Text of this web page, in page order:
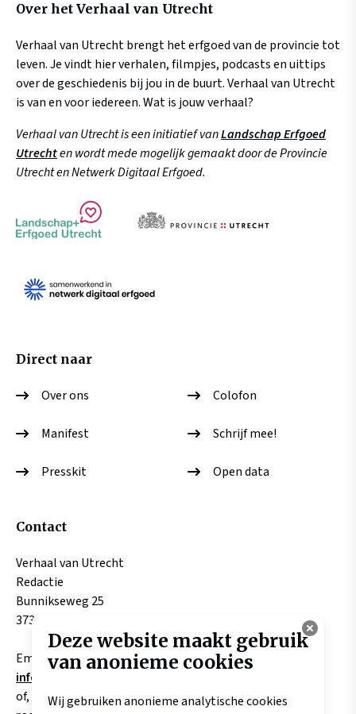
Over het Verhaal van Utrecht
Verhaal van Utrecht brengt het erfgoed van de provincie tot
leven. Je vindt hier verhalen, filmpjes, podcasts en uittips
over de geschiedenis bij jou in de buurt. Verhaal van Utrecht
is van en voor iedereen. Wat is jouw verhaal?
Verhaal van Utrecht is een initiatief vanLandschap Erfgoed
Utrechten wordt mede mogelijk gemaakt door de Provincie
Utrecht en Netwerk Digitaal Erfgoed.
Direct naar
Over ons Colofon
Manifest Schrijf mee!
Presskit Open data
Contact
Verhaal van Utrecht
Redactie
Bunnikseweg 25
3732 HV DE BILT
Email:
info@verhaalvanutrecht.nl
of, aangaande verhalen
Deze website maakt gebruik
van anonieme cookies
Wij gebruiken anonieme analytische cookies